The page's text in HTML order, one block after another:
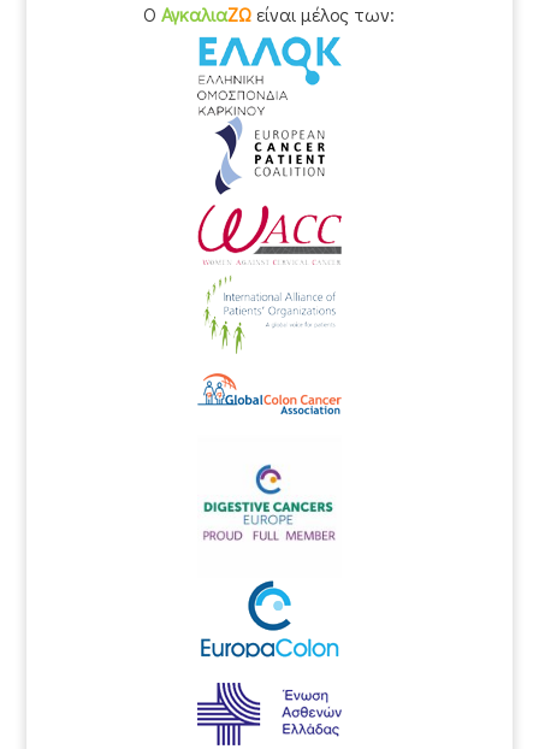
OΑγκαλιαΖΩ είναι μέλος των: